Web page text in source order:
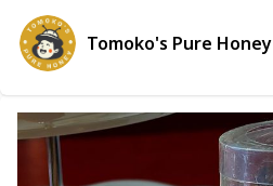
Tomoko's Pure Honey